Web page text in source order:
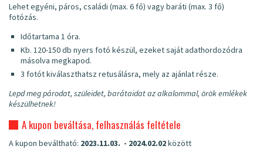
Lehet egyéni, páros, családi (max. 6 fő) vagy baráti (max. 3 fő)
fotózás.
Időtartama 1 óra.
Kb. 120-150 db nyers fotó készül, ezeket saját adathordozódra
másolva megkapod.
3 fotót kiválaszthatsz retusálásra, mely az ajánlat része.
Lepd meg párodat, szüleidet, barátaidat az alkalommal, örök emlékek
készülhetnek!
A kupon beváltása, felhasználás feltétele
A kupon beváltható: 2023.11.03. - 2024.02.02között